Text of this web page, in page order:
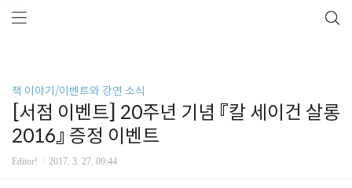
책 이야기/이벤트와 강연 소식
[서점 이벤트] 20주년 기념 『칼 세이건 살롱
2016』 증정 이벤트
Editor! 2017. 3. 27. 09:44